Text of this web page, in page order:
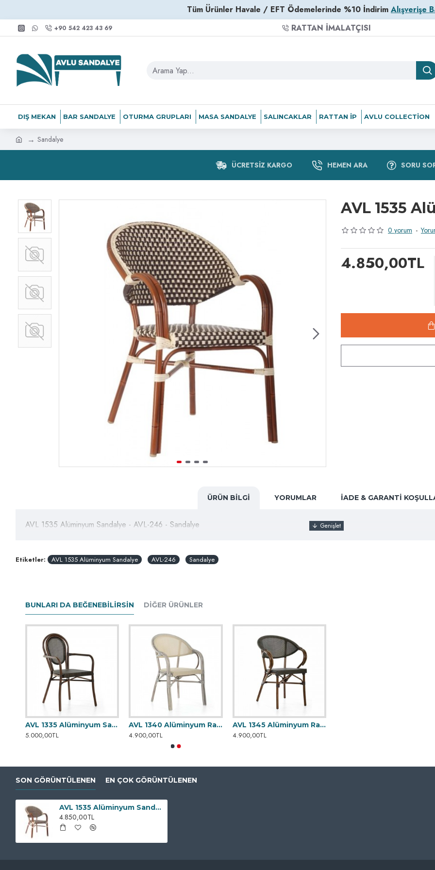
Tüm Ürünler Havale / EFT Ödemelerinde %10 İndirim Alışverişe
+90 542 423 43 69 RATTAN İMALATÇISI
DIŞ MEKAN BAR SANDALYE OTURMA GRUPLARI MASA SANDALYE SALINCAKLAR RATTAN İP AVLU COLLECTION
Sandalye
ÜCRETSIZ KARGO HEMEN ARA SORU
AVL 1535
0 yorum -
4.850,00TL
ÜRÜN BILGI YORUMLAR İADE & GARANTI
AVL 1535 Alüminyum Sandalye - AVL-246 - Sandalye
Etiketler: AVL 1535 Alüminyum Sandalye AVL-246 Sandalye
BUNLARI DA BEĞENEBILIRSIN DIĞER ÜRÜNLER
AVL 1335 Alüminyum Sandalye
5.000,00TL
AVL 1340 Alüminyum Rattan Sandalye
4.900,00TL
AVL 1345 Alüminyum Rattan Sandalye
4.900,00TL
SON GÖRÜNTÜLENEN EN ÇOK GÖRÜNTÜLENEN
AVL 1535 Alüminyum Sandalye
4.850,00TL